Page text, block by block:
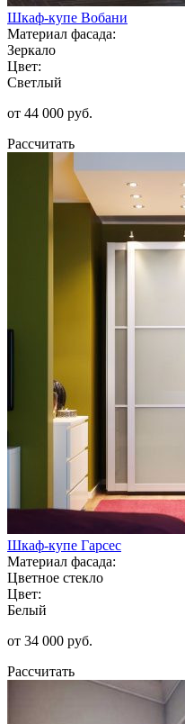
Шкаф-купе Вобани
Материал фасада:
Зеркало
Цвет:
Светлый
от 44 000 руб.
Рассчитать
Шкаф-купе Гарсес
Материал фасада:
Цветное стекло
Цвет:
Белый
от 34 000 руб.
Рассчитать